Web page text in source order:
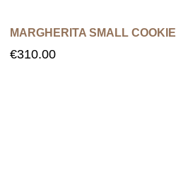
MARGHERITA SMALL COOKIE
€310.00